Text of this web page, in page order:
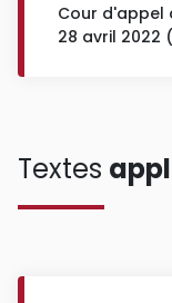
Cour d'appel
28 avril 2022
Textes